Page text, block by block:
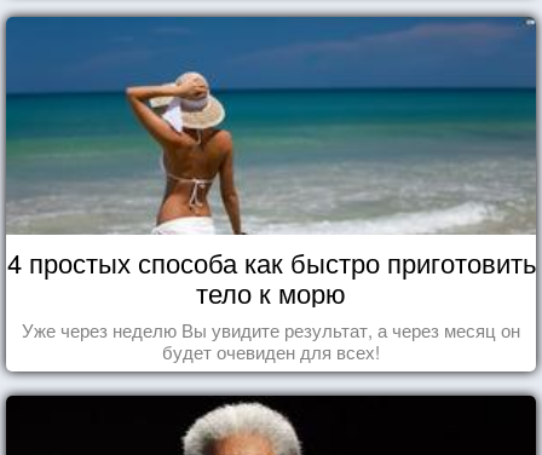
4 простых способа как быстро приготовить
тело к морю
Уже через неделю Вы увидите результат, а через месяц он
будет очевиден для всех!